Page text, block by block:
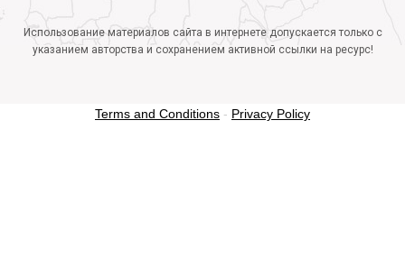
Использование материалов сайта в интернете допускается только с
указанием авторства и сохранением активной ссылки на ресурс!
Terms and Conditions - Privacy Policy